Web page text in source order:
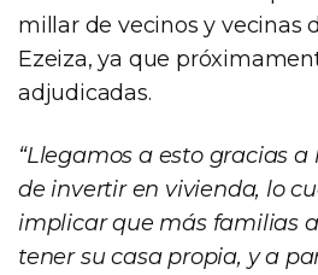
millar de vecinos y vecinas
Ezeiza, ya que
adjudicadas.
“Llegamos a esto gracias
de invertir en vivienda, lo
implicar que más familias
tener su casa propia, y a